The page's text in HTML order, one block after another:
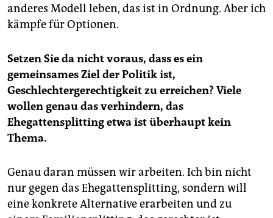
anderes Modell leben, das ist in Ordnung. Aber ich
kämpfe für Optionen.
Setzen Sie da nicht voraus, dass es ein
gemeinsames Ziel der Politik ist,
Geschlechtergerechtigkeit zu erreichen? Viele
wollen genau das verhindern, das
Ehegattensplitting etwa ist überhaupt kein
Thema.
Genau daran müssen wir arbeiten. Ich bin nicht
nur gegen das Ehegattensplitting, sondern will
eine konkrete Alternative erarbeiten und zu